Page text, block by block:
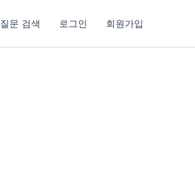
질문 검색 로그인 회원가입